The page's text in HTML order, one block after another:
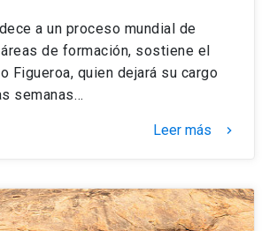
a un proceso mundial de
de formación, sostiene el
Figueroa, quien dejará su cargo
semanas…
Leer más keyboard_arrow_right